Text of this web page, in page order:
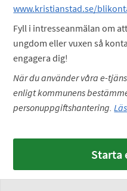
www.kristianstad.se/
Fyll i intresseanmälan om
ungdom eller vuxen så
engagera dig!
När du använder våra e-
enligt kommunens
personuppgiftshantering.
Starta